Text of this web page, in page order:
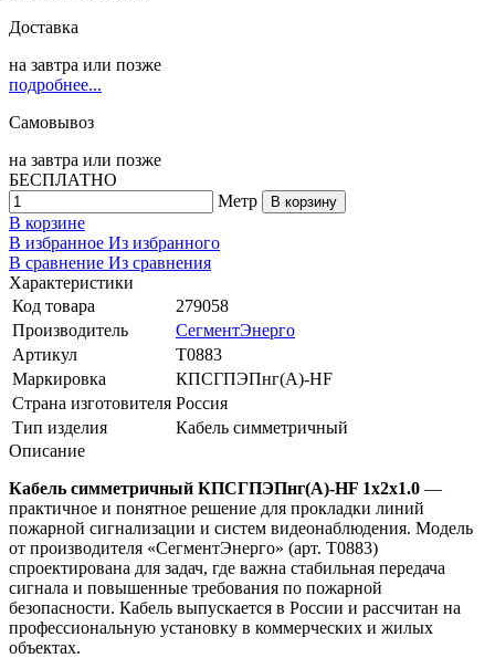
Доставка
на завтра или позже
подробнее...
Самовывоз
на завтра или позже
БЕСПЛАТНО
Метр
В корзину
В корзине
В избранное Из избранного
В сравнение Из сравнения
Характеристики
Код товара
279058
Производитель
СегментЭнерго
Артикул
Т0883
Маркировка
КПСГПЭПнг(А)-HF
Страна изготовителя Россия
Тип изделия
Кабель симметричный
Описание
Кабель симметричный КПСГПЭПнг(А)-HF 1х2х1.0 —
практичное и понятное решение для прокладки линий
пожарной сигнализации и систем видеонаблюдения. Модель
от производителя «СегментЭнерго» (арт. Т0883)
спроектирована для задач, где важна стабильная передача
сигнала и повышенные требования по пожарной
безопасности. Кабель выпускается в России и рассчитан на
профессиональную установку в коммерческих и жилых
объектах.